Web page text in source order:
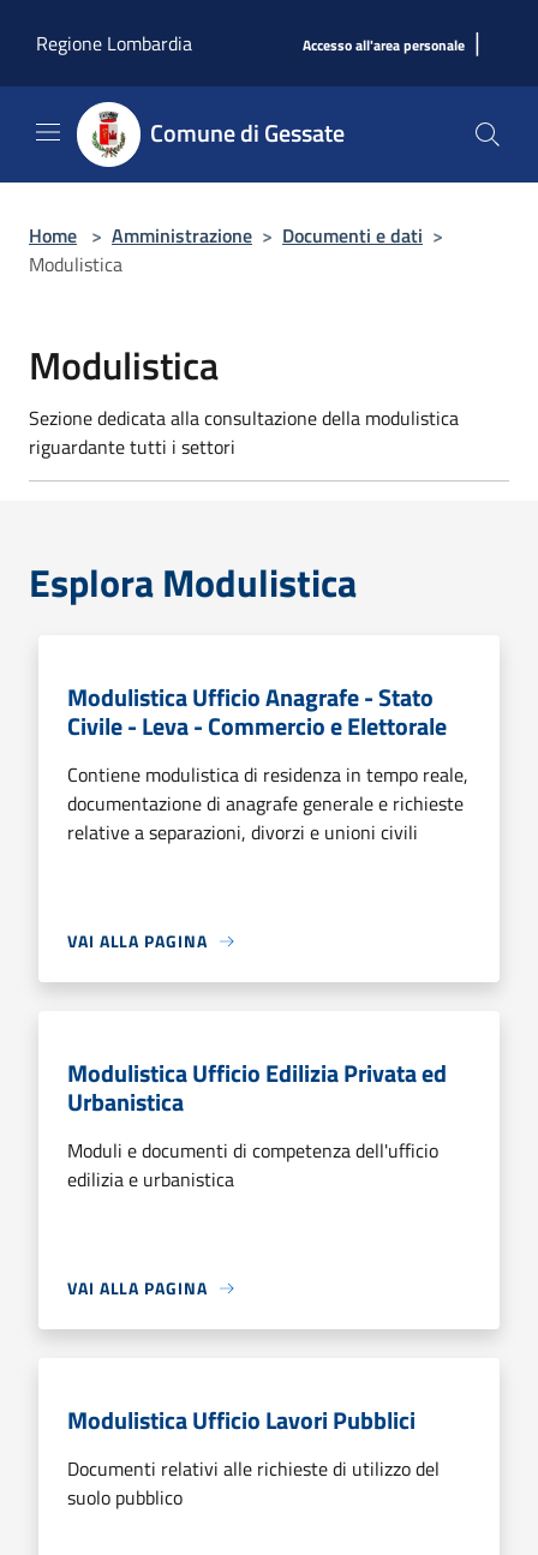
Regione Lombardia
Accesso all'area personale |
Comune di Gessate
Home > Amministrazione > Documenti e dati >
Modulistica
Modulistica
Sezione dedicata alla consultazione della modulistica
riguardante tutti i settori
Esplora Modulistica
Modulistica Ufficio Anagrafe - Stato
Civile - Leva - Commercio e Elettorale
Contiene modulistica di residenza in tempo reale,
documentazione di anagrafe generale e richieste
relative a separazioni, divorzi e unioni civili
VAI ALLA PAGINA
Modulistica Ufficio Edilizia Privata ed
Urbanistica
Moduli e documenti di competenza dell'ufficio
edilizia e urbanistica
VAI ALLA PAGINA
Modulistica Ufficio Lavori Pubblici
Documenti relativi alle richieste di utilizzo del
suolo pubblico